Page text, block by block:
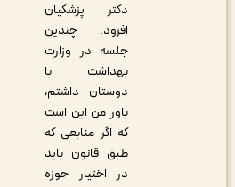
دکتر پزشکیان
افزود: چندین
جلسه در وزارت
بهداشت با
دوستان داشتم،
باور من این است
که اگر منابعی که
طبق قانون باید
در اختیار حوزه